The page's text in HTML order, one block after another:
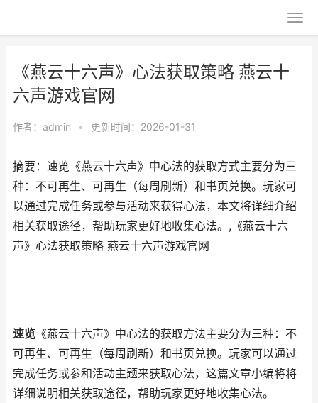
《燕云十六声》心法获取策略 燕云十
六声游戏官网
作者： admin • 更新时间：2026-01-31
摘要：速览《燕云十六声》中心法的获取方式主要分为三
种：不可再生、可再生（每周刷新）和书页兑换。玩家可
以通过完成任务或参与活动来获得心法，本文将详细介绍
相关获取途径，帮助玩家更好地收集心法。,《燕云十六
声》心法获取策略 燕云十六声游戏官网
速览 《燕云十六声》中心法的获取方法主要分为三种：不
可再生、可再生（每周刷新）和书页兑换。玩家可以通过
完成任务或参和活动主题来获取心法，这篇文章小编将将
详细说明相关获取途径，帮助玩家更好地收集心法。